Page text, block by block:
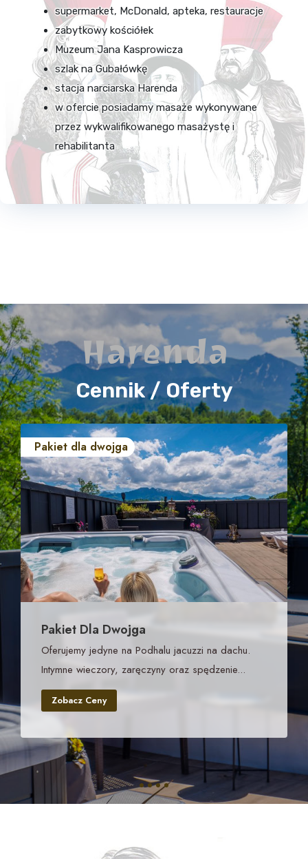
supermarket, McDonald, apteka, restauracje
zabytkowy kościółek
Muzeum Jana Kasprowicza
szlak na Gubałówkę
stacja narciarska Harenda
w ofercie posiadamy masaże wykonywane
przez wykwalifikowanego masażystę i
rehabilitanta
Harenda
Cennik / Oferty
Pakiet dla dwojga
Pakiet Dla Dwojga
Oferujemy jedyne na Podhalu jacuzzi na dachu.
Intymne wieczory, zaręczyny oraz spędzenie...
Zobacz Ceny